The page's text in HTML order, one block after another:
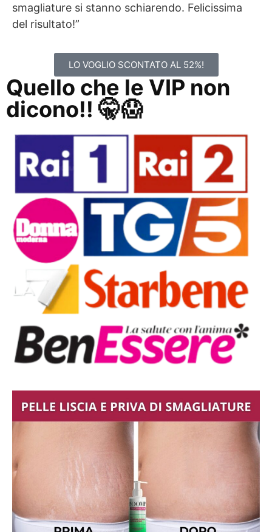
smagliature si stanno schiarendo. Felicissima
del risultato!”
LO VOGLIO SCONTATO AL 52%!
Quello che le VIP non
dicono!! 🤫😱